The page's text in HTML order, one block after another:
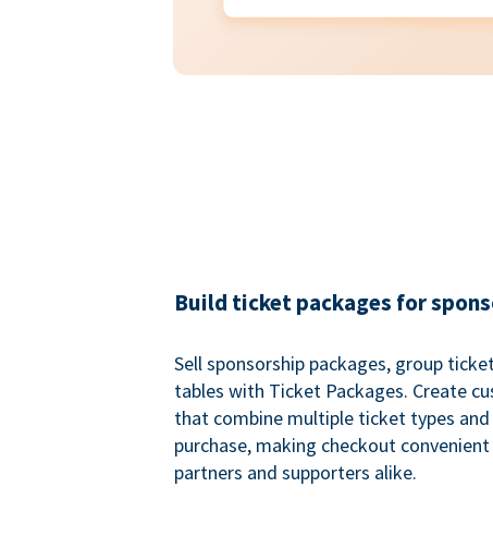
Build ticket packages for
Sell sponsorship packages, group
tables with Ticket Packages. Create
that combine multiple ticket types
purchase, making checkout
partners and supporters alike.